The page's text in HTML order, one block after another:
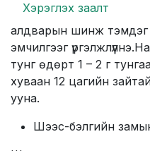
Хэрэглэх заалт
алдварын шинж тэмдэг
эмчилгээг
тунг өдөрт 1 – 2 г
хуваан 12 цагийн
ууна.
Шээс-бэлгийн